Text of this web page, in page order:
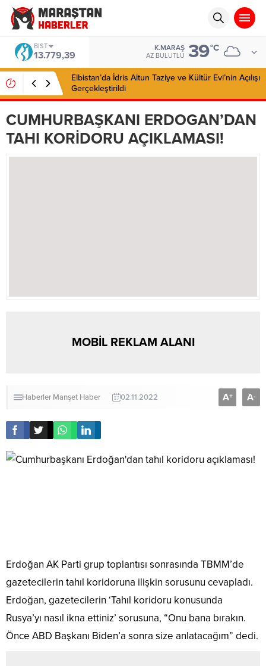
BIST
13.779,39
K.MARAŞ
AZ BULUTLU 39°C
Elbistan’da İdris Altun Taziye ve Kültür Evi’nin Açılışı
Gerçekleştirildi
CUMHURBAŞKANI ERDOGAN’DAN
TAHI KORİDORU AÇIKLAMASI!
MOBİL REKLAM ALANI
Haberler Manşet Haber 02.11.2022 A+ A-
Erdoğan AK Parti grup toplantısı sonrasında TBMM’de
gazetecilerin tahıl koridoruna ilişkin sorusunu cevapladı.
Erdoğan, gazetecilerin ‘Tahıl koridoru konusunda
Rusya’yı nasıl ikna ettiniz’ sorusuna, “Onu bana bırakın.
Önce ABD Başkanı Biden’a sonra size anlatacağım” dedi.